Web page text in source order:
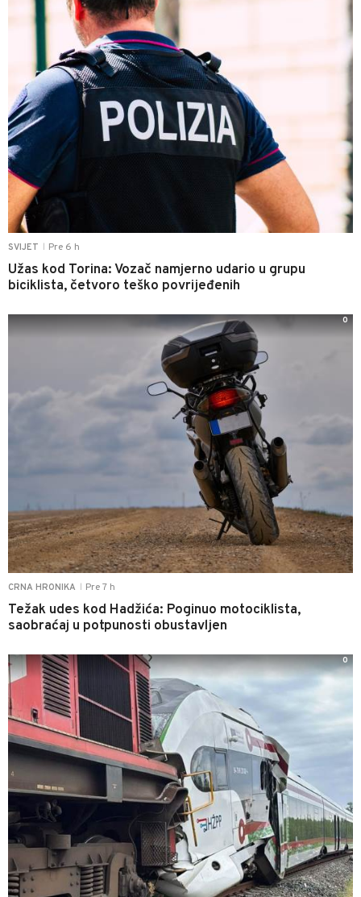
SVIJET Pre 6 h
Užas kod Torina: Vozač namjerno udario u grupu
biciklista, četvoro teško povrijeđenih
CRNA HRONIKA Pre 7 h
Težak udes kod Hadžića: Poginuo motociklista,
saobraćaj u potpunosti obustavljen
0
0